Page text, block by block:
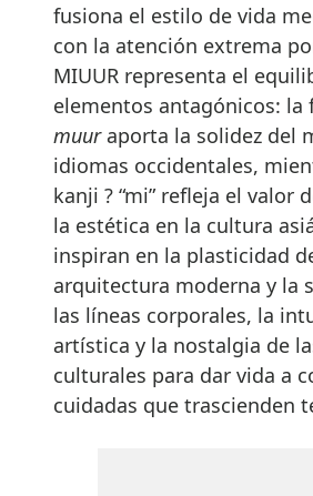
fusiona el estilo de vida
con la atención extrema
MIUUR representa el
elementos antagónicos: la
muuraporta la solidez del
idiomas occidentales,
kanji ? “mi” refleja el valor
la estética en la cultura
inspiran en la plasticidad
arquitectura moderna y la
las líneas corporales, la
artística y la nostalgia de
culturales para dar vida a
cuidadas que trascienden